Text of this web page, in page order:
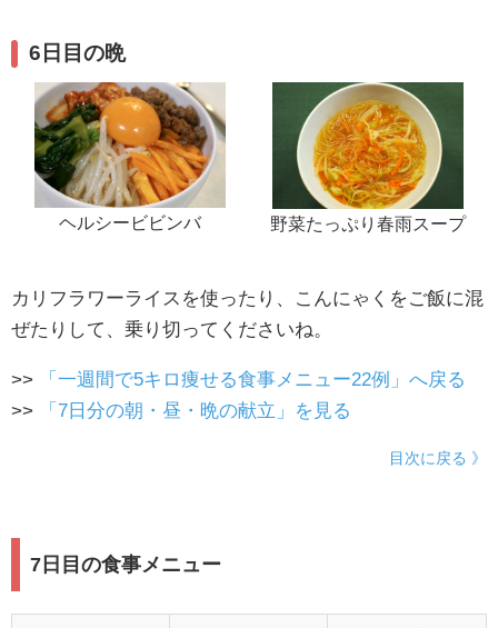
6日目の晩
ヘルシービビンバ 野菜たっぷり春雨スープ
カリフラワーライスを使ったり、こんにゃくをご飯に混
ぜたりして、乗り切ってくださいね。
>>
「一週間で5キロ痩せる食事メニュー22例」へ戻る
>>
「7日分の朝・昼・晩の献立」を見る
目次に戻る 》
7日目の食事メニュー